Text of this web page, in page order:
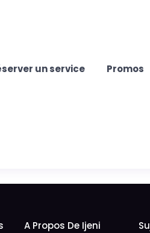
un service Promos
A Propos De Ijeni